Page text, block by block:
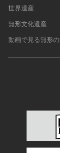
世界遺産
無形文化遺産
動画で見る無形